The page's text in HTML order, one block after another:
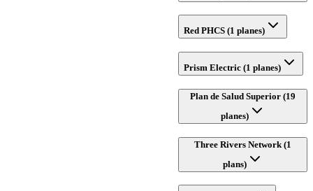
Red PHCS (1 planes)
Prism Electric (1 planes)
Plan de Salud Superior (19
planes)
Three Rivers Network (1
plans)